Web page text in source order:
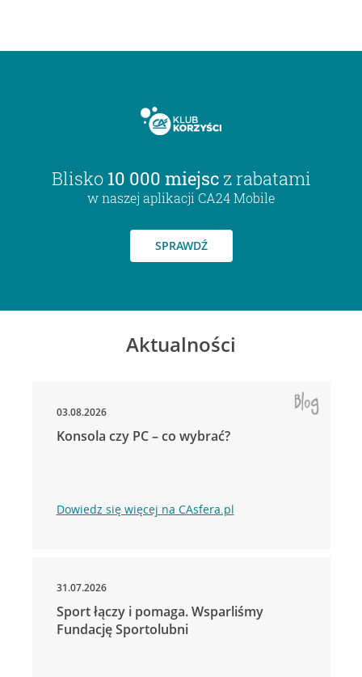
Blisko 10 000 miejsc z rabatami
w naszej aplikacji CA24 Mobile
SPRAWDŹ
Aktualności
03.08.2026
Konsola czy PC – co wybrać?
Dowiedz się więcej na CAsfera.pl
31.07.2026
Sport łączy i pomaga. Wsparliśmy
Fundację Sportolubni